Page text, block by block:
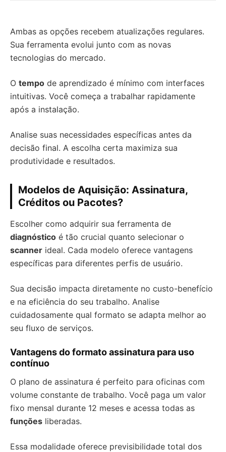
Ambas as opções recebem atualizações regulares.
Sua ferramenta evolui junto com as novas
tecnologias do mercado.
O tempo de aprendizado é mínimo com interfaces
intuitivas. Você começa a trabalhar rapidamente
após a instalação.
Analise suas necessidades específicas antes da
decisão final. A escolha certa maximiza sua
produtividade e resultados.
Modelos de Aquisição: Assinatura,
Créditos ou Pacotes?
Escolher como adquirir sua ferramenta de
diagnóstico é tão crucial quanto selecionar o
scanner ideal. Cada modelo oferece vantagens
específicas para diferentes perfis de usuário.
Sua decisão impacta diretamente no custo-benefício
e na eficiência do seu trabalho. Analise
cuidadosamente qual formato se adapta melhor ao
seu fluxo de serviços.
Vantagens do formato assinatura para uso
contínuo
O plano de assinatura é perfeito para oficinas com
volume constante de trabalho. Você paga um valor
fixo mensal durante 12 meses e acessa todas as
funções liberadas.
Essa modalidade oferece previsibilidade total dos